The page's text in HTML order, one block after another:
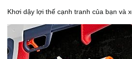
Khơi dậy lợi thế cạnh tranh của bạn và